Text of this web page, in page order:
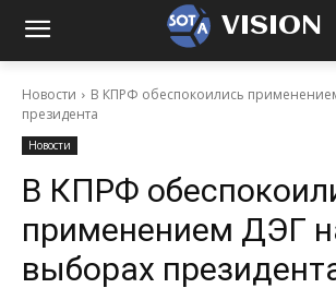
VISION
Новости
В КПРФ обеспокоились
президента
Новости
В КПРФ
применением ДЭГ
выборах